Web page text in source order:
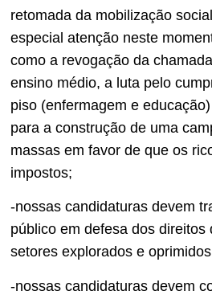
retomada da mobilização
especial atenção neste
como a revogação da
ensino médio, a luta pelo
piso (enfermagem e
para a construção de uma
massas em favor de que os
impostos;
-nossas candidaturas devem
público em defesa dos direitos
setores explorados e oprimidos
-nossas candidaturas devem